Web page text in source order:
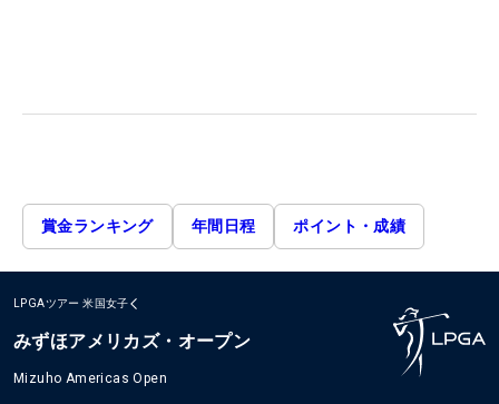
賞金ランキング 年間日程 ポイント・成績
LPGAツアー 米国女子
みずほアメリカズ・オープン
Mizuho Americas Open